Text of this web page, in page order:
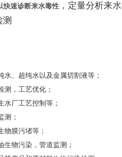
快速诊断来水毒性 ，定量分析来
、超纯水以及金属切割液等；
测，工艺优化；
水厂工艺控制等；
测；
物膜污堵等；
生物污染，管道监测
；